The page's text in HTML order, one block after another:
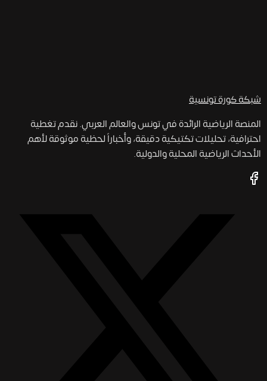
شبكة كورةتونسية
المنصة الرياضية الرائدة في تونس والعالم العربي. نقدم تغطية
احترافية، تحليلات تكتيكية دقيقة، وأخباراً لحظية موثوقة لأهم
الأحداث الرياضية المحلية والدولية.